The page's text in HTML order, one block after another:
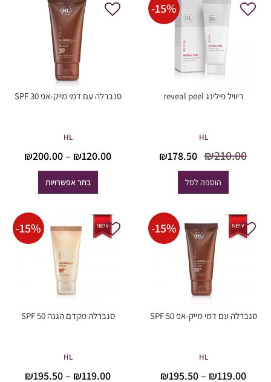
-15%
ריוויל פילינג reveal peel
HL
₪210.00
המחיר
היה:
₪210.00.
₪178.50
הוספה לסל
סנברלה עם דמי מייק-אפ SPF 30
HL
₪120.00
–
₪200.00
בחר אפשרויות
-15%
סנברלה עם דמי מייק-אפ SPF 50
HL
₪119.00
–
₪195.50
-15%
סנברלה מקדם הגנה SPF 50
HL
₪119.00
–
₪195.50